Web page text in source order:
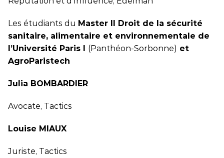
Les étudiants du Master II Droit de la sécurité
sanitaire, alimentaire et environnementale de
l’Université Paris I (Panthéon-Sorbonne) et
AgroParistech
Julia BOMBARDIER
Avocate, Tactics
Louise MIAUX
Juriste, Tactics